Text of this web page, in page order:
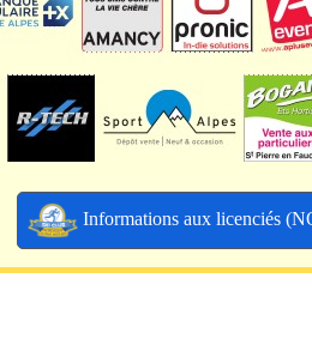
Informations aux licenciés